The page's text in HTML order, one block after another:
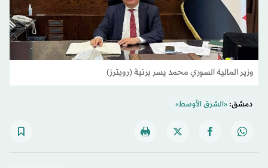
وزير المالية السوري محمد يسر برنية (رويترز)
دمشق:«الشرق الأوسط»